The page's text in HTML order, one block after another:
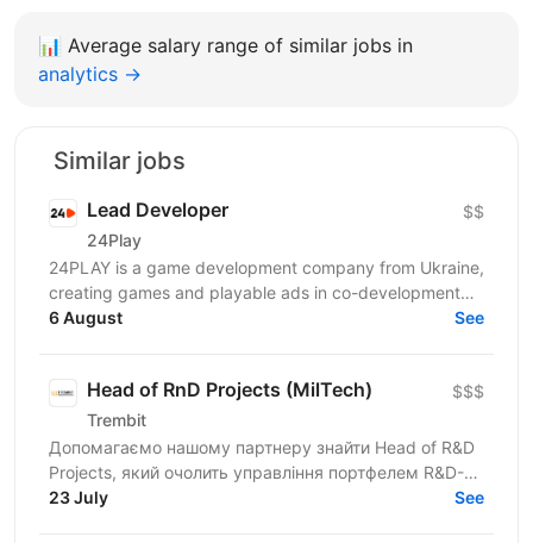
📊 Average salary range of similar jobs in
analytics →
Similar jobs
Lead Developer
24Play
$$
24PLAY is a game development company from Ukraine,
creating games and playable ads in co-development
6 August See
Head of RnD Projects (MilTech)
Trembit
$$$
Допомагаємо нашому партнеру знайти Head of R&D
Projects, який очолить управління портфелем R&D-
проєктів у сфері безпілотних авіаційних систем. Ми
23 July See